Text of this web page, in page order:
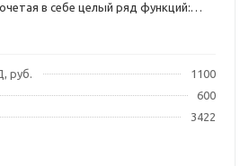
в себе целый ряд функций:
для письменных
руб.
1100
600
3422